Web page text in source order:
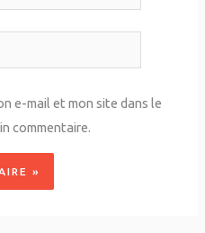
e-mail et mon site dans le
commentaire.